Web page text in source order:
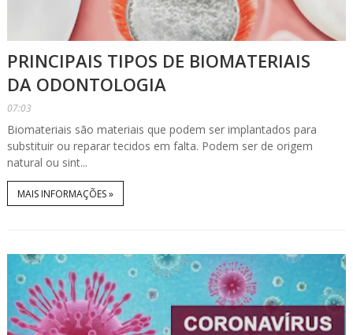
PRINCIPAIS TIPOS DE BIOMATERIAIS
DA ODONTOLOGIA
07:03
Biomateriais são materiais que podem ser implantados para
substituir ou reparar tecidos em falta. Podem ser de origem
natural ou sint...
MAIS INFORMAÇÕES »